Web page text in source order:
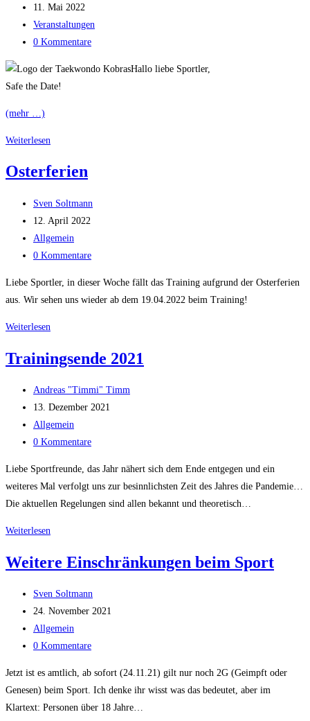
Autor:
Beitrag
veröffentlicht:
11. Mai 2022
Beitrags-
Kategorie:
Veranstaltungen
Beitrags-
0 Kommentare
Hallo liebe Sportler,
Safe the Date!
(mehr …)
Weiterlesen
Osterferien
Beitrags-
Autor:
Sven Soltmann
Beitrag
veröffentlicht:
12. April 2022
Beitrags-
Kategorie:
Allgemein
Beitrags-
0 Kommentare
Liebe Sportler, in dieser Woche fällt das Training aufgrund der Osterferien
aus. Wir sehen uns wieder ab dem 19.04.2022 beim Training!
Weiterlesen
Trainingsende 2021
Beitrags-
Autor:
Andreas "Timmi" Timm
Beitrag
veröffentlicht:
13. Dezember 2021
Beitrags-
Kategorie:
Allgemein
Beitrags-
0 Kommentare
Liebe Sportfreunde, das Jahr nähert sich dem Ende entgegen und ein
weiteres Mal verfolgt uns zur besinnlichsten Zeit des Jahres die Pandemie…
Die aktuellen Regelungen sind allen bekannt und theoretisch…
Weiterlesen
Weitere Einschränkungen beim Sport
Beitrags-
Autor:
Sven Soltmann
Beitrag
veröffentlicht:
24. November 2021
Beitrags-
Kategorie:
Allgemein
Beitrags-
0 Kommentare
Jetzt ist es amtlich, ab sofort (24.11.21) gilt nur noch 2G (Geimpft oder
Genesen) beim Sport. Ich denke ihr wisst was das bedeutet, aber im
Klartext: Personen über 18 Jahre…